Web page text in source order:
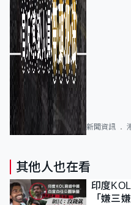
新聞資訊
其他人也在看
印度
「嫌三